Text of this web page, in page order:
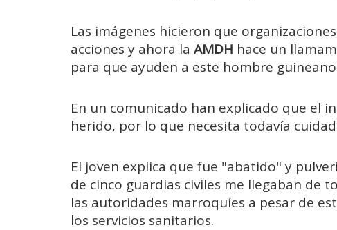
Las imágenes hicieron que
acciones y ahora la AMDH hace un
para que ayuden a este hombre
En un comunicado han explicado que el
herido, por lo que necesita todavía
El joven explica que fue "abatido" y
de cinco guardias civiles me llegaban de
las autoridades marroquíes a pesar de
los servicios sanitarios.